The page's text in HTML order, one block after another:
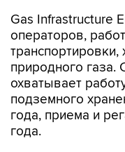
Gas Infrastructure
операторов,
природного газа.
охватывает
подземного
года, приема и
года.